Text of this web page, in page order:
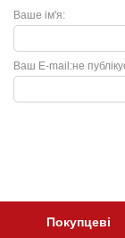
Ваше ім'я:
не
Ваш E-mail:
Покупцеві